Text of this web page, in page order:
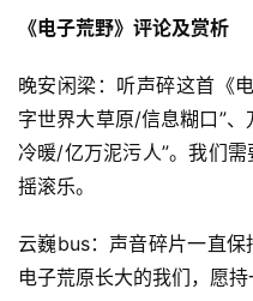
《电子荒野》评论及赏析
晚安闲梁：听声碎这首《
字世界大草原/信息糊口”
冷暖/亿万泥污人”。我们
摇滚乐。
云巍bus：声音碎片一直
电子荒原长大的我们，愿持